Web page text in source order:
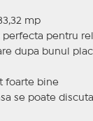
mp
pentru
dupa bunul plac
foarte bine
se poate